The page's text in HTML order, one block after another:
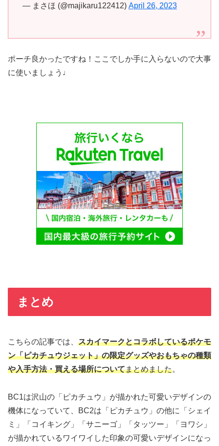
— まさほ (@majikaru122412) April 26, 2023
ポーチ良かったですね！ここでしか手に入らないので大事
に使いましょう♩
まとめ
こちらの記事では、 スカイマークとコラボしているポケモ
ン「ピカチュウジェット」の限定グッズやおもちゃの種類
や入手方法・買える場所についてまとめました。
BC1は沢山の「ピカチュウ」が描かれた可愛いデザインの
機体になっていて、BC2は「ピカチュウ」の他に「シェイ
ミ」「コイキング」「サニーゴ」「タッツー」「ヨワシ」
が描かれているワイワイした印象の可愛いデザインになっ